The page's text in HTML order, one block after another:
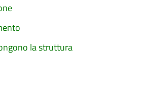
la struttura